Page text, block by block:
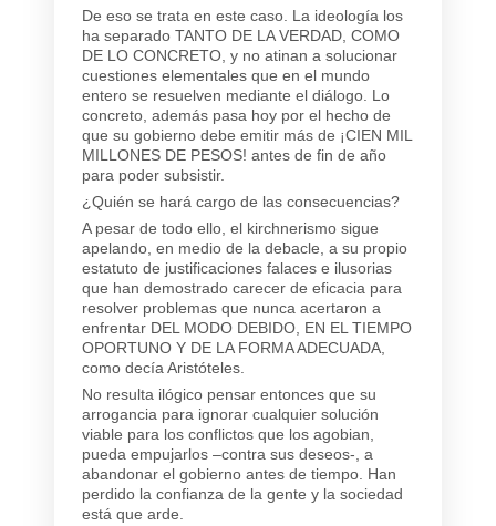
De eso se trata en este caso. La ideología los
ha separado TANTO DE LA VERDAD, COMO
DE LO CONCRETO, y no atinan a solucionar
cuestiones elementales que en el mundo
entero se resuelven mediante el diálogo. Lo
concreto, además pasa hoy por el hecho de
que su gobierno debe emitir más de ¡CIEN MIL
MILLONES DE PESOS! antes de fin de año
para poder subsistir.
¿Quién se hará cargo de las consecuencias?
A pesar de todo ello, el kirchnerismo sigue
apelando, en medio de la debacle, a su propio
estatuto de justificaciones falaces e ilusorias
que han demostrado carecer de eficacia para
resolver problemas que nunca acertaron a
enfrentar DEL MODO DEBIDO, EN EL TIEMPO
OPORTUNO Y DE LA FORMA ADECUADA,
como decía Aristóteles.
No resulta ilógico pensar entonces que su
arrogancia para ignorar cualquier solución
viable para los conflictos que los agobian,
pueda empujarlos –contra sus deseos-, a
abandonar el gobierno antes de tiempo. Han
perdido la confianza de la gente y la sociedad
está que arde.